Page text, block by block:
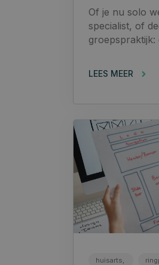
Of je nu solo
specialist, of
groepspraktijk:
LEES MEER
huisarts,